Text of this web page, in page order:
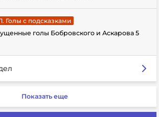
Голы с подсказками
голы Бобровского и Аскарова 5
Показать еще